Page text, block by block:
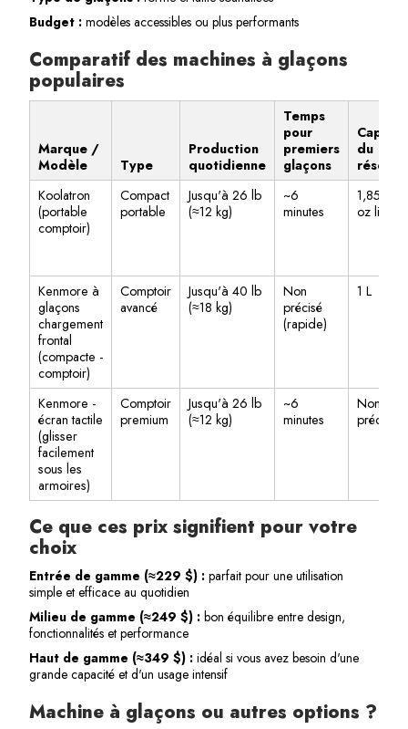
Budget : modèles accessibles ou plus performants
Comparatif des machines à glaçons
populaires
Marque /
Modèle
Type
Production
quotidienne
Temps
pour
premiers
glaçons
du
Koolatron
(portable
comptoir)
Compact
portable
Jusqu'à 26 lb
(≈12 kg)
~6
minutes
1,85 L
oz liq.)
Kenmore à
glaçons
chargement
frontal
(compacte -
comptoir)
Comptoir
avancé
Jusqu'à 40 lb
(≈18 kg)
Non
précisé
(rapide)
1 L
Kenmore -
écran tactile
(glisser
facilement
sous les
armoires)
Comptoir
premium
Jusqu'à 26 lb
(≈12 kg)
~6
minutes
Non
précisé
Ce que ces prix signifient pour votre
choix
Entrée de gamme (≈229 $) : parfait pour une utilisation
simple et efficace au quotidien
Milieu de gamme (≈249 $) : bon équilibre entre design,
fonctionnalités et performance
Haut de gamme (≈349 $) : idéal si vous avez besoin d'une
grande capacité et d'un usage intensif
Machine à glaçons ou autres options ?